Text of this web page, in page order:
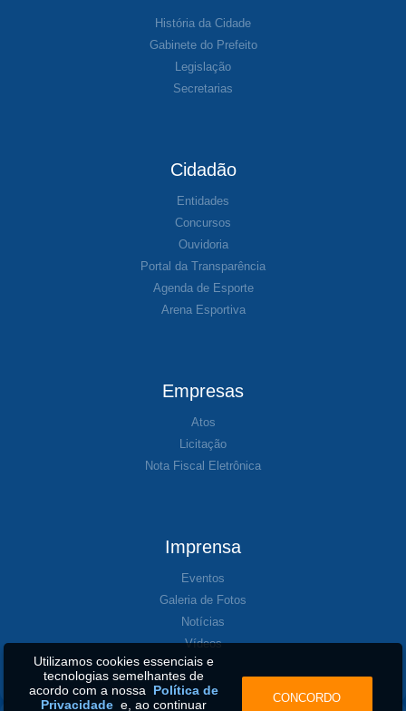
História da Cidade
Gabinete do Prefeito
Legislação
Secretarias
Cidadão
Entidades
Concursos
Ouvidoria
Portal da Transparência
Agenda de Esporte
Arena Esportiva
Empresas
Atos
Licitação
Nota Fiscal Eletrônica
Imprensa
Eventos
Galeria de Fotos
Notícias
Vídeos
Utilizamos cookies essenciais e
tecnologias semelhantes de
acordo com a nossa Política de
Privacidadee, ao continuar CONCORDO